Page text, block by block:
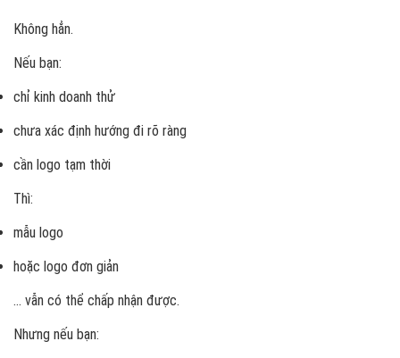
Không hẳn.
Nếu bạn:
chỉ kinh doanh thử
chưa xác định hướng đi rõ ràng
cần logo tạm thời
Thì:
mẫu logo
hoặc logo đơn giản
… vẫn có thể chấp nhận được.
Nhưng nếu bạn: